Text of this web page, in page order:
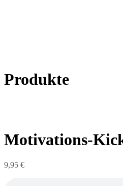
Produkte
Motivations-
9,95 €